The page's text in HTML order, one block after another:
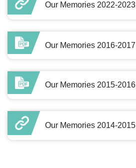
Our Memories 2022-2023
Our Memories 2016-2017
Our Memories 2015-2016
Our Memories 2014-2015